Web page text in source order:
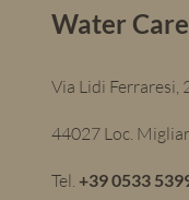
Water
Via Lidi Ferraresi,
44027 Loc.
Tel.+39 0533